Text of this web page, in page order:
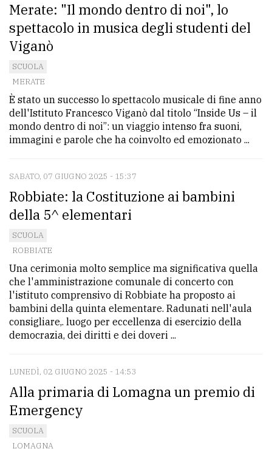
PRIVACY
Privacy
policy
Cookie
Merate: "Il mondo dentro di noi", lo
spettacolo in musica degli studenti del
Viganò
SCUOLA
MERATE
È stato un successo lo spettacolo musicale di fine anno
dell'Istituto Francesco Viganò dal titolo “Inside Us – il
mondo dentro di noi”: un viaggio intenso fra suoni,
immagini e parole che ha coinvolto ed emozionato ...
SABATO, 07 GIUGNO 2025 - 15:37
Robbiate: la Costituzione ai bambini
della 5^ elementari
SCUOLA
ROBBIATE
Una cerimonia molto semplice ma significativa quella
che l'amministrazione comunale di concerto con
l'istituto comprensivo di Robbiate ha proposto ai
bambini della quinta elementare. Radunati nell'aula
consigliare,. luogo per eccellenza di esercizio della
democrazia, dei diritti e dei doveri ...
LUNEDÌ, 02 GIUGNO 2025 - 14:53
Alla primaria di Lomagna un premio di
Emergency
SCUOLA
LOMAGNA